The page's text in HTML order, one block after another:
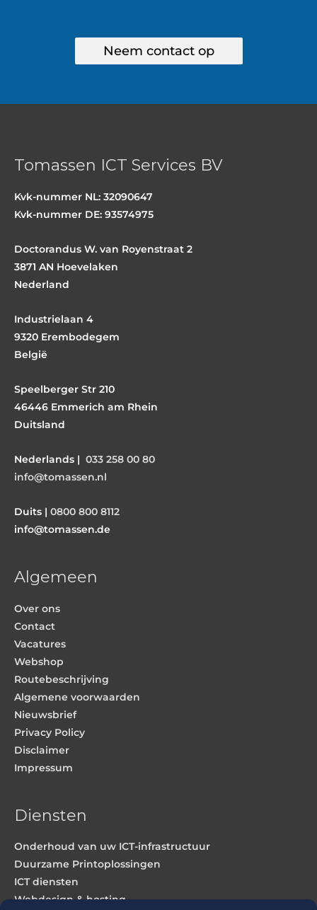
Neem contact op
Tomassen ICT Services BV
Kvk-nummer NL: 32090647
Kvk-nummer DE: 93574975
Doctorandus W. van Royenstraat 2
3871 AN Hoevelaken
Nederland
Industrielaan 4
9320 Erembodegem
België
Speelberger Str 210
46446 Emmerich am Rhein
Duitsland
Nederlands | 033 258 00 80
info@tomassen.nl
Duits | 0800 800 8112
info@tomassen.de
Algemeen
Over ons
Contact
Vacatures
Webshop
Routebeschrijving
Algemene voorwaarden
Nieuwsbrief
Privacy Policy
Disclaimer
Impressum
Diensten
Onderhoud van uw ICT-infrastructuur
Duurzame Printoplossingen
ICT diensten
Webdesign & hosting